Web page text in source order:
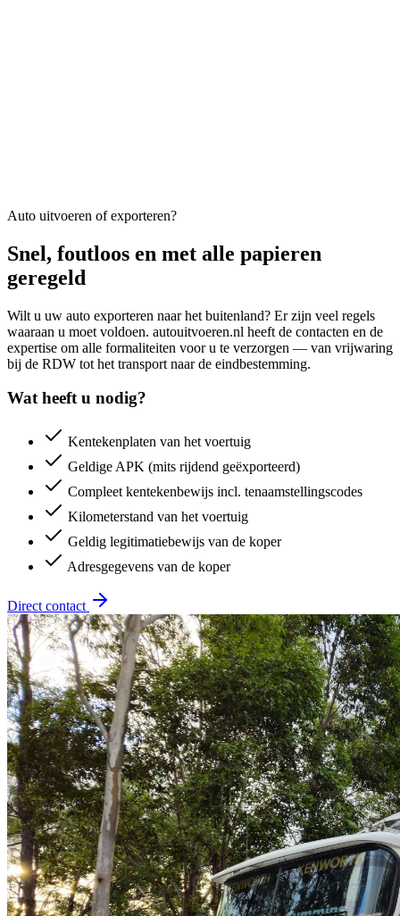
Auto uitvoeren of exporteren?
Snel, foutloos en met alle papieren
geregeld
Wilt u uw auto exporteren naar het buitenland? Er zijn veel regels
waaraan u moet voldoen. autouitvoeren.nl heeft de contacten en de
expertise om alle formaliteiten voor u te verzorgen — van vrijwaring
bij de RDW tot het transport naar de eindbestemming.
Wat heeft u nodig?
Kentekenplaten van het voertuig
Geldige APK (mits rijdend geëxporteerd)
Compleet kentekenbewijs incl. tenaamstellingscodes
Kilometerstand van het voertuig
Geldig legitimatiebewijs van de koper
Adresgegevens van de koper
Direct contact